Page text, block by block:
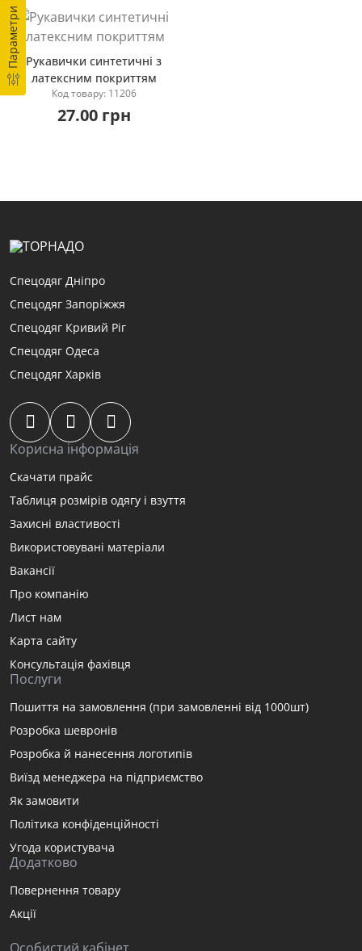
Параметри Рукавички синтетичні з
латексним покриттям
Код товару: 11206
27.00 грн
Спецодяг Дніпро
Спецодяг Запоріжжя
Спецодяг Кривий Ріг
Спецодяг Одеса
Спецодяг Харків
Корисна інформація
Скачати прайс
Таблиця розмірів одягу і взуття
Захисні властивості
Використовувані матеріали
Вакансії
Про компанію
Лист нам
Карта сайту
Консультація фахівця
Послуги
Пошиття на замовлення (при замовленні від 1000шт)
Розробка шевронів
Розробка й нанесення логотипів
Виїзд менеджера на підприємство
Як замовити
Політика конфіденційності
Угода користувача
Додатково
Повернення товару
Акції